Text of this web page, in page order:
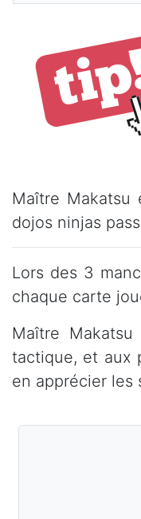
Maître
dojos ninjas
Lors des 3
chaque carte
Maître
tactique, et aux
en apprécier les